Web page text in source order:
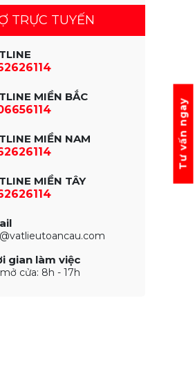
TRỰC TUYẾN
MIỀN BẮC
MIỀN NAM
MIỀN TÂY
gian làm việc
cửa: 8h - 17h
Tư vấn ngay